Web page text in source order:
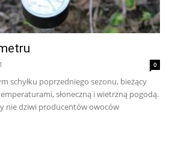
0
schyłku poprzedniego sezonu, bieżący
słoneczną i wietrzną pogodą.
nie dziwi producentów owoców